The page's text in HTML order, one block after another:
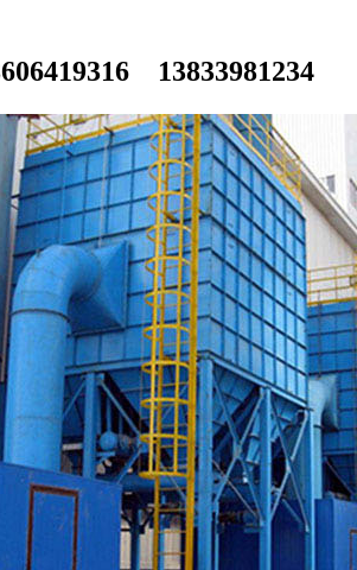
13833981234